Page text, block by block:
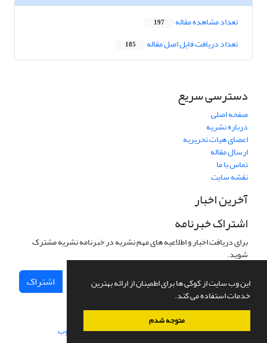
این وب سایت از کوکی ها برای اطمینان از ارائه بهترین
خدمات استفاده می کند.
متوجه شدم
تعداد مشاهده مقاله 197
تعداد دریافت فایل اصل مقاله 185
دسترسی سریع
صفحه اصلی
درباره نشریه
اعضای هیات تحریریه
ارسال مقاله
تماس با ما
نقشه سایت
آخرین اخبار
اشتراک خبرنامه
برای دریافت اخبار و اطلاعیه های مهم نشریه در خبرنامه نشریه مشترک
شوید.
اشتراک
سامانه مدیریت نشریات علمی.طراحی و پیاده سازی از سیناوب